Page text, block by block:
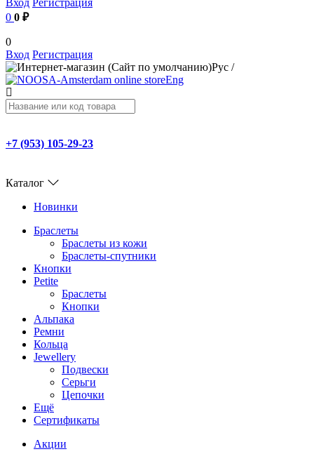
Вход Регистрация
0 0 ₽
0
Вход Регистрация
Рус /
Eng
+7 (953) 105-29-23
Каталог
Новинки
Браслеты
Браслеты из кожи
Браслеты-спутники
Кнопки
Petite
Браслеты
Кнопки
Альпака
Ремни
Кольца
Jewellery
Подвески
Серьги
Цепочки
Ещё
Сертификаты
Акции